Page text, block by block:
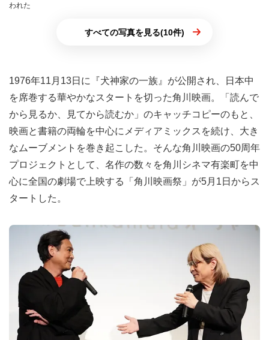
われた
すべての写真を見る(10件)
1976年11月13日に『犬神家の一族』が公開され、日本中
を席巻する華やかなスタートを切った角川映画。「読んで
から見るか、見てから読むか」のキャッチコピーのもと、
映画と書籍の両輪を中心にメディアミックスを続け、大き
なムーブメントを巻き起こした。そんな角川映画の50周年
プロジェクトとして、名作の数々を角川シネマ有楽町を中
心に全国の劇場で上映する「角川映画祭」が5月1日からス
タートした。